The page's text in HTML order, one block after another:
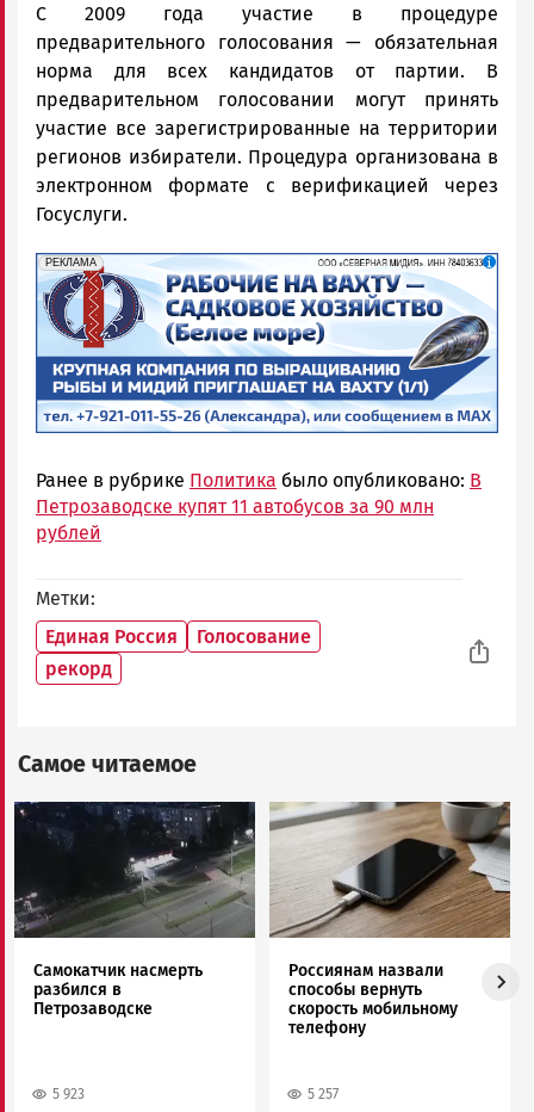
С 2009 года участие в процедуре
предварительного голосования — обязательная
норма для всех кандидатов от партии. В
предварительном голосовании могут принять
участие все зарегистрированные на территории
регионов избиратели. Процедура организована в
электронном формате с верификацией через
Госуслуги.
erid: 2SDnjf467GP
РЕКЛАМА
Реклама
Ранее в рубрике Политика было опубликовано: В
Петрозаводске купят 11 автобусов за 90 млн
рублей
Метки
Единая Россия
Голосование
рекорд
Самое читаемое
Image
Самокатчик насмерть
разбился в
Петрозаводске
5 923
Image
Россиянам назвали
способы вернуть
скорость мобильному
телефону
5 257